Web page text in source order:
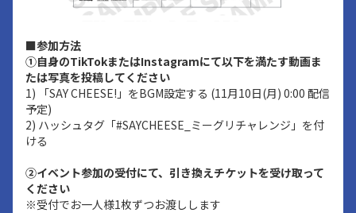
■参加方法
①自身のTikTokまたはInstagramにて以下を満たす動画ま
たは写真を投稿してください
1) 「SAY CHEESE!」をBGM設定する (11月10日(月) 0:00 配信
予定)
2) ハッシュタグ「#SAYCHEESE_ミーグリチャレンジ」を付
ける
②イベント参加の受付にて、引き換えチケットを受け取って
ください
※受付でお一人様1枚ずつお渡しします